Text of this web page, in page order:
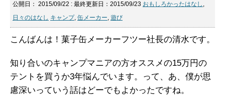
公開日： 2015/09/22 : 最終更新日：2015/09/23 おもしろかったはなし ,
日々のはなし キャンプ, 缶メーカー, 遊び
こんばんは！菓子缶メーカーフツー社長の清水です。
知り合いのキャンプマニアの方オススメの15万円の
テントを買うか3年悩んでいます。って、あ、僕が思
慮深いっていう話はどーでもよかったですね。